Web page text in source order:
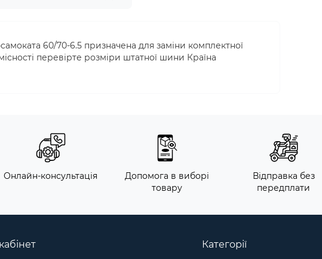
60/70-6.5 призначена для заміни комплектної
перевірте розміри штатної шини Країна
Онлайн-консультація
Допомога в виборі
товару
Відправка без
передплати
Категорії